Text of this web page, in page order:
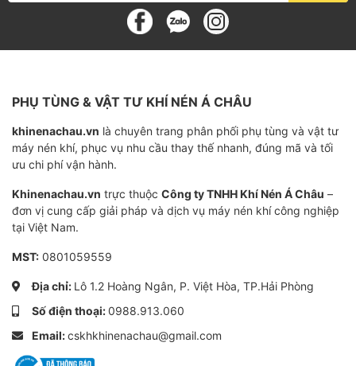
PHỤ TÙNG & VẬT TƯ KHÍ NÉN Á CHÂU
khinenachau.vn là chuyên trang phân phối phụ tùng và vật tư
máy nén khí, phục vụ nhu cầu thay thế nhanh, đúng mã và tối
ưu chi phí vận hành.
Khinenachau.vn trực thuộc Công ty TNHH Khí Nén Á Châu –
đơn vị cung cấp giải pháp và dịch vụ máy nén khí công nghiệp
tại Việt Nam.
MST: 0801059559
Địa chỉ: Lô 1.2 Hoàng Ngân, P. Việt Hòa, TP.Hải Phòng
Số điện thoại:0988.913.060
Email:cskhkhinenachau@gmail.com